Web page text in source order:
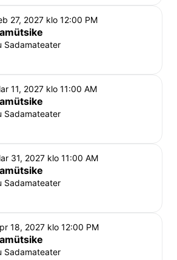
27, 2027 klo 12:00 PM
Sadamateater
11, 2027 klo 11:00 AM
Sadamateater
31, 2027 klo 11:00 AM
Sadamateater
18, 2027 klo 12:00 PM
Sadamateater